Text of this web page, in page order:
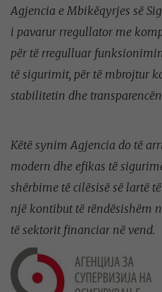
Agjencia e Mbikëqyrjes së
i pavarur rregullator me
për të rregulluar
të sigurimit, për të mbrojtur
stabilitetin dhe
Këtë synim Agjencia do të
modern dhe efikas të
shërbime të cilësisë së lartë
një kontibut të rëndësishëm
të sektorit financiar në vend.